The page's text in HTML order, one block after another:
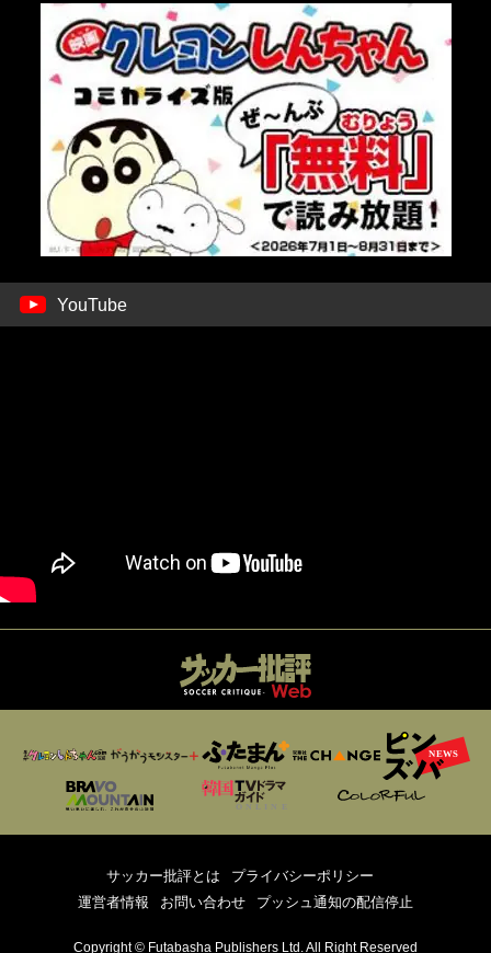
YouTube
サッカー批評とは
プライバシーポリシー
運営者情報
お問い合わせ プッシュ通知の配信停止
Copyright © Futabasha Publishers Ltd. All Right Reserved